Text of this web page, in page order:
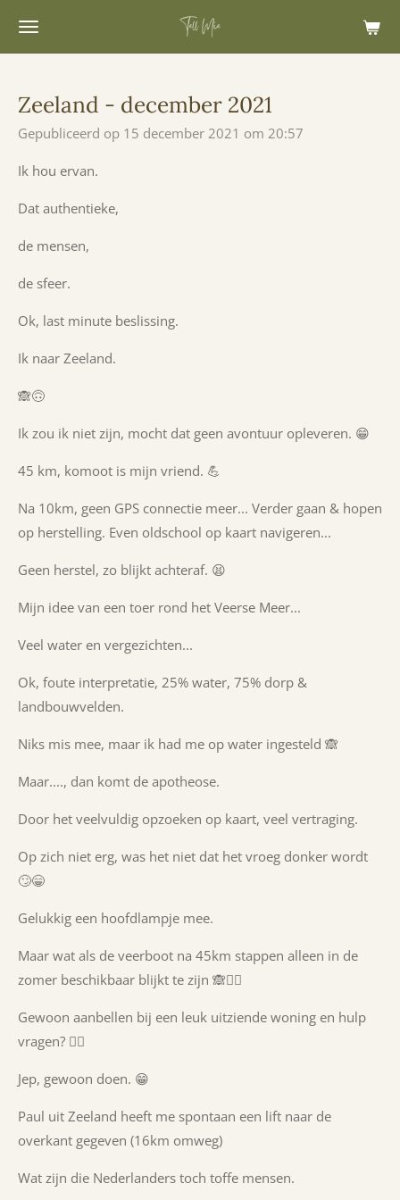
Ga
hoofdinhoud
Zeeland - december 2021
Gepubliceerd op 15 december 2021 om 20:57
Ik hou ervan.
Dat authentieke,
de mensen,
de sfeer.
Ok, last minute beslissing.
Ik naar Zeeland.
🙈🙃
Ik zou ik niet zijn, mocht dat geen avontuur opleveren. 😁
45 km, komoot is mijn vriend. 💪
Na 10km, geen GPS connectie meer... Verder gaan & hopen
op herstelling. Even oldschool op kaart navigeren...
Geen herstel, zo blijkt achteraf. 😫
Mijn idee van een toer rond het Veerse Meer...
Veel water en vergezichten...
Ok, foute interpretatie, 25% water, 75% dorp &
landbouwvelden.
Niks mis mee, maar ik had me op water ingesteld 🙈
Maar...., dan komt de apotheose.
Door het veelvuldig opzoeken op kaart, veel vertraging.
Op zich niet erg, was het niet dat het vroeg donker wordt
🙄😁
Gelukkig een hoofdlampje mee.
Maar wat als de veerboot na 45km stappen alleen in de
zomer beschikbaar blijkt te zijn 🙈🤷‍♀️
Gewoon aanbellen bij een leuk uitziende woning en hulp
vragen? 🤷‍♀️
Jep, gewoon doen. 😁
Paul uit Zeeland heeft me spontaan een lift naar de
overkant gegeven (16km omweg)
Wat zijn die Nederlanders toch toffe mensen.